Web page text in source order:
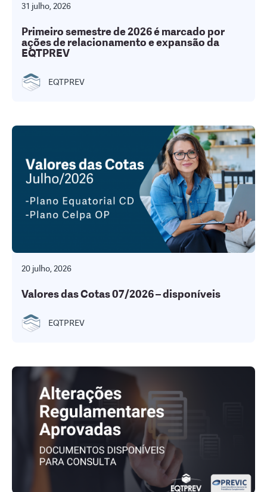
31 julho, 2026
Primeiro semestre de 2026 é marcado por
ações de relacionamento e expansão da
EQTPREV
EQTPREV
20 julho, 2026
Valores das Cotas 07/2026 – disponíveis
EQTPREV